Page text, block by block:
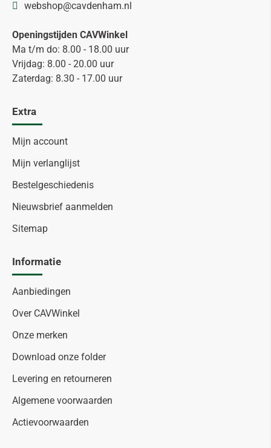
webshop@cavdenham.nl
Openingstijden CAVWinkel
Ma t/m do: 8.00 - 18.00 uur
Vrijdag: 8.00 - 20.00 uur
Zaterdag: 8.30 - 17.00 uur
Extra
Mijn account
Mijn verlanglijst
Bestelgeschiedenis
Nieuwsbrief aanmelden
Sitemap
Informatie
Aanbiedingen
Over CAVWinkel
Onze merken
Download onze folder
Levering en retourneren
Algemene voorwaarden
Actievoorwaarden